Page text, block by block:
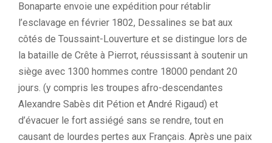
Bonaparte envoie une expédition pour rétablir
l’esclavage en février 1802, Dessalines se bat aux
côtés de Toussaint-Louverture et se distingue lors de
la bataille de Crête à Pierrot, réussissant à soutenir un
siège avec 1300 hommes contre 18000 pendant 20
jours. (y compris les troupes afro-descendantes
Alexandre Sabès dit Pétion et André Rigaud) et
d’évacuer le fort assiégé sans se rendre, tout en
causant de lourdes pertes aux Français. Après une paix